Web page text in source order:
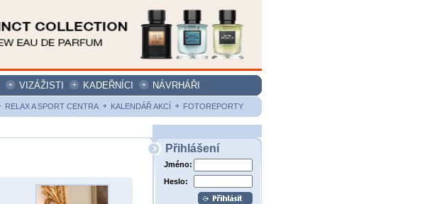
VIZÁŽISTI KADEŘNÍCI
NÁVRHÁŘI
RELAX A SPORT CENTRA KALENDÁŘ AKCÍ FOTOREPORTY
Přihlášení
Jméno:
Heslo: